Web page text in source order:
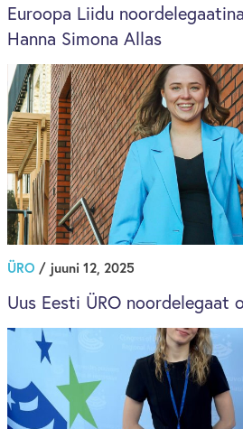
Euroopa Liidu
Hanna Simona Allas
ÜRO / juuni 12, 2025
Uus Eesti ÜRO noordelegaat